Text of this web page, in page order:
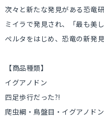
次々と新たな発見がある恐竜
ミイラで発見され、「最も美
ぺルタをはじめ、恐竜の新発
【商品種類】
イグアノドン
四足歩行だった?!
爬虫綱・鳥盤目・イグアノド